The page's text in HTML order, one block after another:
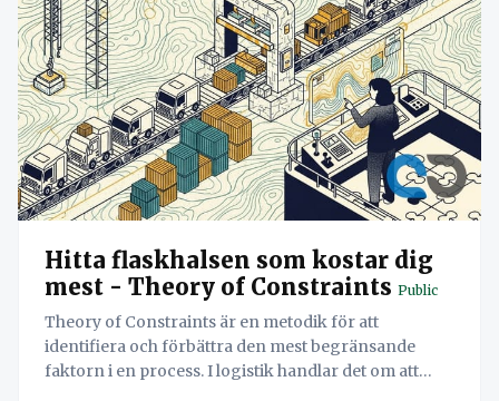
Hitta flaskhalsen som kostar dig
mest - Theory of Constraints Public
Theory of Constraints är en metodik för att
identifiera och förbättra den mest begränsande
faktorn i en process. I logistik handlar det om att